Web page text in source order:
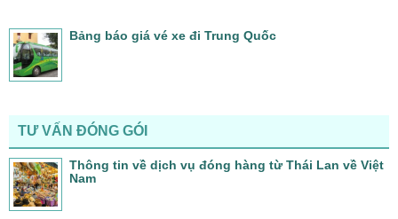
Bảng báo giá vé xe đi Trung Quốc
TƯ VẤN ĐÓNG GÓI
Thông tin về dịch vụ đóng hàng từ Thái Lan về Việt
Nam